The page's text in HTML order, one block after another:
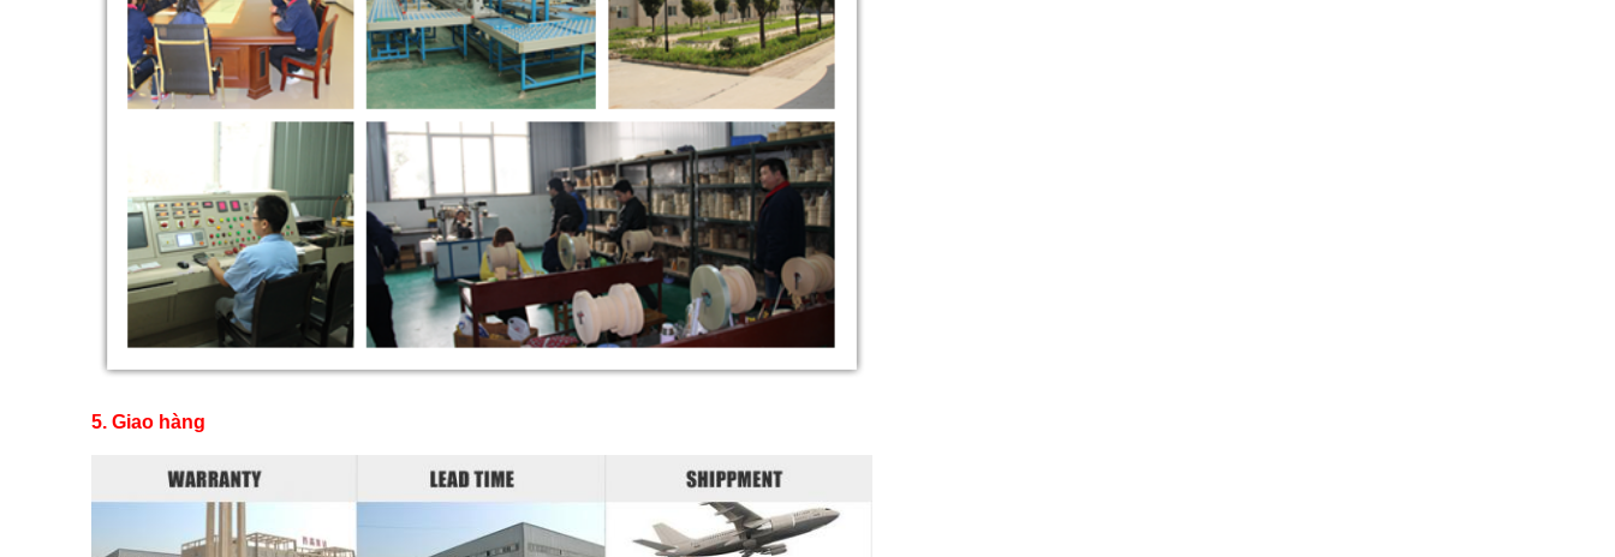
5. Giao hàng